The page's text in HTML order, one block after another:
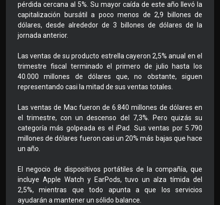
pérdida cercana al 5%. Su mayor caída de este año llevó la
capitalización bursátil a poco menos de 2,9 billones de
dólares, desde alrededor de 3 billones de dólares de la
jornada anterior.
Las ventas de su producto estrella cayeron 2,5% anual en el
trimestre fiscal terminado el primero de julio hasta los
40.000 millones de dólares que, no obstante, siguen
representando casi la mitad de sus ventas totales.
Las ventas de Mac fueron de 6.840 millones de dólares en
el trimestre, con un descenso del 7,3%. Pero quizás su
categoría más golpeada es el iPad. Sus ventas por 5.790
millones de dólares fueron casi un 20% más bajas que hace
un año.
El negocio de dispositivos portátiles de la compañía, que
incluye Apple Watch y EarPods, tuvo un alza tímida del
2,5%, mientras que todo apunta a que los servicios
ayudarán a mantener un sólido balance.